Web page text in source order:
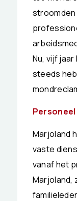
stroomden
Nu, vijf
steeds
Personeel
Marjoland
vaste
vanaf het
Marjoland,